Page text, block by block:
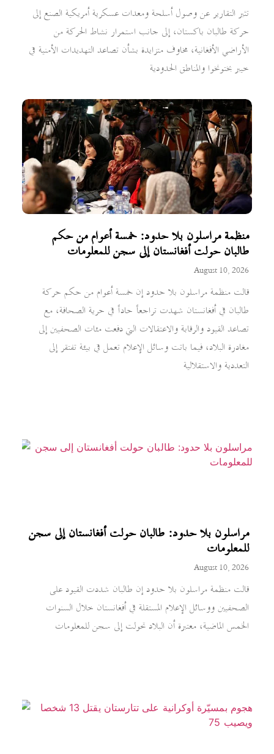
تثير التقارير عن وصول أسلحة ومعدات عسكرية أمريكية الصنع إلى
حركة طالبان باكستان، إلى جانب استمرار نشاط الحركة من
الأراضي الأفغانية، مخاوف متزايدة بشأن تصاعد التهديدات الأمنية في
خيبر بختونخوا والمناطق الحدودية
منظمة مراسلون بلا حدود: خمسة أعوام من حكم
طالبان حولت أفغانستان إلى سجن للمعلومات
August 10, 2026
قالت منظمة مراسلون بلا حدود إن خمسة أعوام من حكم حركة
طالبان في أفغانستان شهدت تراجعاً حاداً في حرية الصحافة، مع
تصاعد القيود والرقابة والاعتقالات التي دفعت مئات الصحفيين إلى
مغادرة البلاد، فيما باتت وسائل الإعلام تعمل في بيئة تفتقر إلى
التعددية والاستقلالية
مراسلون بلا حدود: طالبان حولت أفغانستان إلى سجن
للمعلومات
August 10, 2026
قالت منظمة مراسلون بلا حدود إن طالبان شددت القيود على
الصحفيين ووسائل الإعلام المستقلة في أفغانستان خلال السنوات
الخمس الماضية، معتبرة أن البلاد تحولت إلى سجن للمعلومات